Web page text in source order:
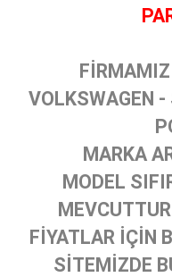
VOLKSWAGEN
MARKA
MODEL
FİYATLAR İÇİN
SİTEMİZDE